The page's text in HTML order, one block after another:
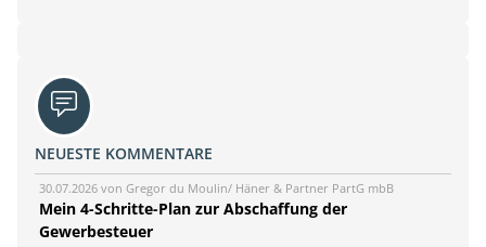
NEUESTE KOMMENTARE
30.07.2026 von Gregor du Moulin/ Häner & Partner PartG mbB
Mein 4-Schritte-Plan zur Abschaffung der
Gewerbesteuer